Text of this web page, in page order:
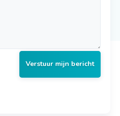
Verstuur mijn bericht